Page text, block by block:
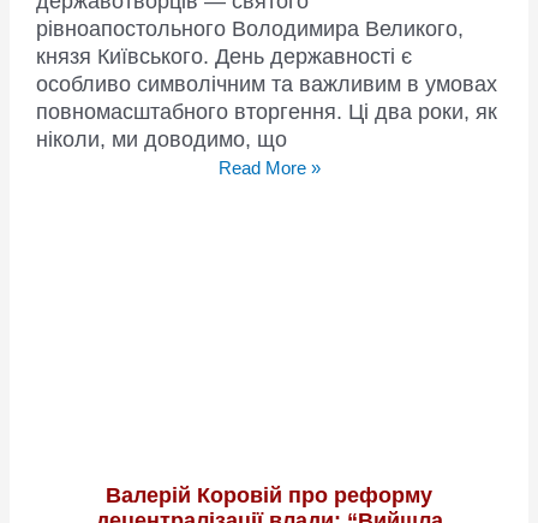
рівноапостольного Володимира Великого,
князя Київського. День державності є
особливо символічним та важливим в умовах
повномасштабного вторгення. Ці два роки, як
ніколи, ми доводимо, що
З
Read More »
Валерій Коровій про реформу